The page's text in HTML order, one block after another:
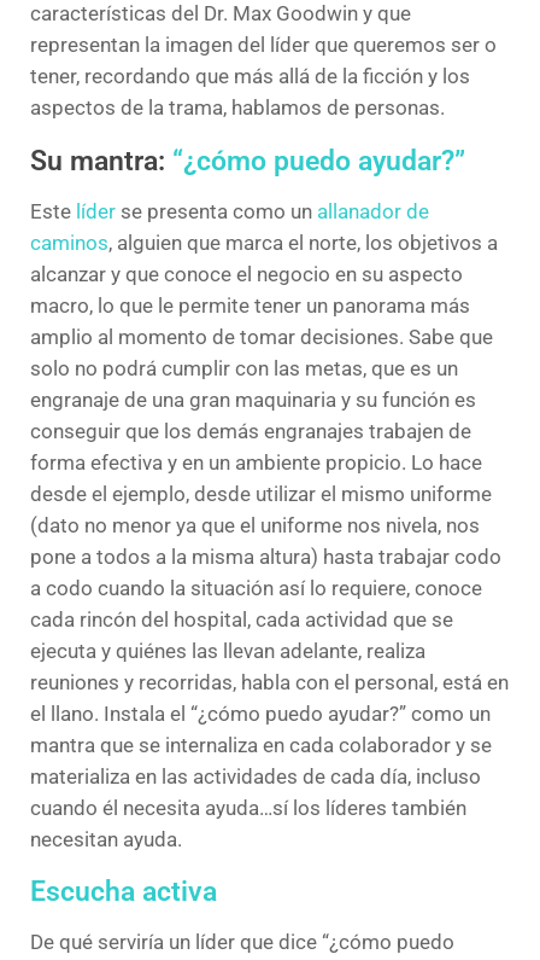
características del Dr. Max Goodwin y que
representan la imagen del líder que queremos ser o
tener, recordando que más allá de la ficción y los
aspectos de la trama, hablamos de personas.
Su mantra: “¿cómo puedo ayudar?”
Este líder se presenta como un allanador de
caminos, alguien que marca el norte, los objetivos a
alcanzar y que conoce el negocio en su aspecto
macro, lo que le permite tener un panorama más
amplio al momento de tomar decisiones. Sabe que
solo no podrá cumplir con las metas, que es un
engranaje de una gran maquinaria y su función es
conseguir que los demás engranajes trabajen de
forma efectiva y en un ambiente propicio. Lo hace
desde el ejemplo, desde utilizar el mismo uniforme
(dato no menor ya que el uniforme nos nivela, nos
pone a todos a la misma altura) hasta trabajar codo
a codo cuando la situación así lo requiere, conoce
cada rincón del hospital, cada actividad que se
ejecuta y quiénes las llevan adelante, realiza
reuniones y recorridas, habla con el personal, está en
el llano. Instala el “¿cómo puedo ayudar?” como un
mantra que se internaliza en cada colaborador y se
materializa en las actividades de cada día, incluso
cuando él necesita ayuda…sí los líderes también
necesitan ayuda.
Escucha activa
De qué serviría un líder que dice “¿cómo puedo